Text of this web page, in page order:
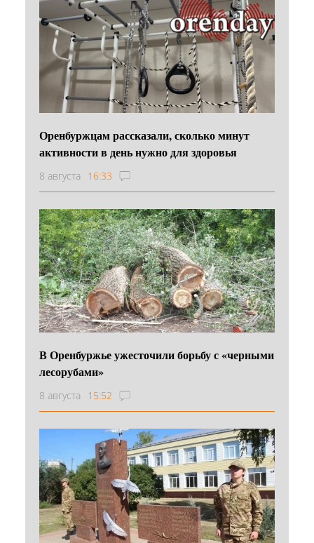
Оренбуржцам рассказали, сколько минут
активности в день нужно для здоровья
8 августа 16:33
В Оренбуржье ужесточили борьбу с «черными
лесорубами»
8 августа 15:52